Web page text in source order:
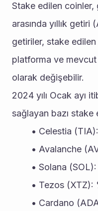
Stake edilen
arasında yıllık
getiriler, stake
platforma ve mevcut
olarak değişebilir.
2024 yılı Ocak ayı
sağlayan bazı stake
Celestia
Avalanche
Solana
Tezos (XTZ):
Cardano